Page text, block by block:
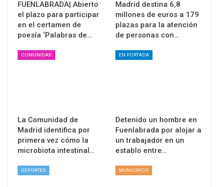
FUENLABRADA| Abierto
el plazo para participar
en el certamen de
poesía ‘Palabras de…
Madrid destina 6,8
millones de euros a 179
plazas para la atención
de personas con…
COMUNIDAD
La Comunidad de
Madrid identifica por
primera vez cómo la
microbiota intestinal…
EN PORTADA
Detenido un hombre en
Fuenlabrada por alojar a
un trabajador en un
establo entre…
DEPORTES MUNICIPIOS